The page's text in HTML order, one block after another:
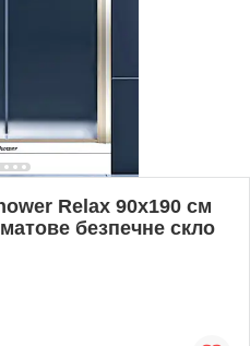
Relax 90x190 см
безпечне скло